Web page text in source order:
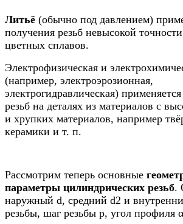
Литьё (обычно под давлением)
получения резьб невысокой
цветных сплавов.
Электрофизическая и
(например, электроэрозионная,
электрогидравлическая)
резьб на деталях из материалов с
и хрупких материалов, например
керамики и т. п.
Рассмотрим теперь основные
параметры цилиндрических резьб.
наружный d, средний d2 и
резьбы, шаг резьбы р, угол профиля